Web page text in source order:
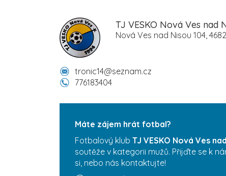
TJ VESKO Nová Ves nad
Nová Ves nad Nisou 104,
tronic14@seznam.cz
776183404
Máte zájem hrát fotbal?
Fotbalový klub TJ VESKO Nová Ves
soutěže v kategorii mužů. Přijďte se k
si, nebo nás kontaktujte!